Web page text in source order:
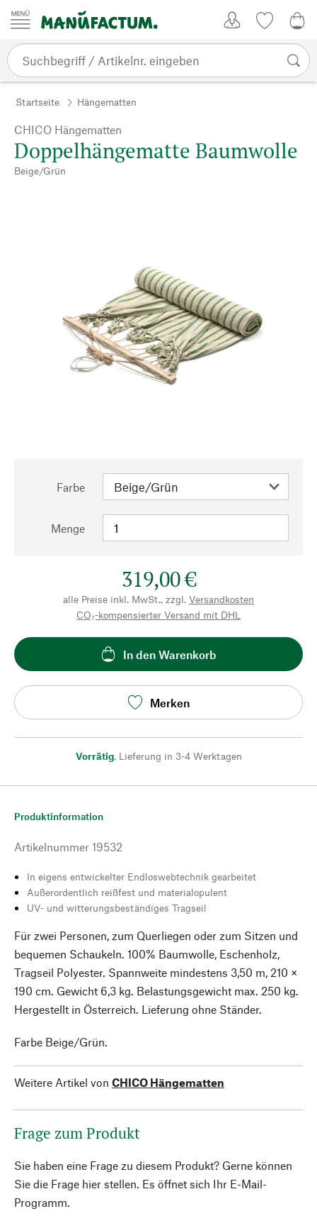
Zum Inhalt springen
Startseite Hängematten
CHICO Hängematten
Doppelhängematte Baumwolle
Beige/Grün
Farbe
Menge
319,00 €
alle Preise inkl. MwSt., zzgl. Versandkosten
CO₂-kompensierter Versand mit DHL
In den Warenkorb
Merken
Vorrätig, Lieferung in 3-4 Werktagen
Produktinformation
Artikelnummer 19532
In eigens entwickelter Endloswebtechnik gearbeitet
Außerordentlich reißfest und materialopulent
UV- und witterungsbeständiges Tragseil
Für zwei Personen, zum Querliegen oder zum Sitzen und
bequemen Schaukeln. 100% Baumwolle, Eschenholz,
Tragseil Polyester. Spannweite mindestens 3,50 m, 210 ×
190 cm. Gewicht 6,3 kg. Belastungsgewicht max. 250 kg.
Hergestellt in Österreich. Lieferung ohne Ständer.
Farbe Beige/Grün.
Weitere Artikel von CHICO Hängematten
Frage zum Produkt
Sie haben eine Frage zu diesem Produkt? Gerne können
Sie die Frage hier stellen. Es öffnet sich Ihr E-Mail-
Programm.